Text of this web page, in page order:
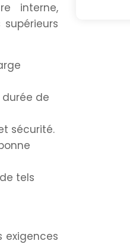
interne,
de
sécurité.
tels
exigences